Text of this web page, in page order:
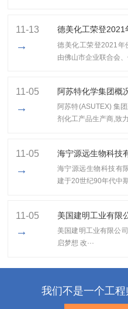
11-13
→
德美化工荣登2021
德美化工荣登2021年
由佛山市企业联合会、
11-05
→
阿苏特化学集团概
阿苏特(ASUTEX) 集
剂化工产品生产商,致
11-05
→
海宁源远生物科技
海宁源远生物科技有
建于20世纪90年代中
11-05
→
美国建明工业有限
美国建明工业有限公
启梦想 改···
我们不是一个工